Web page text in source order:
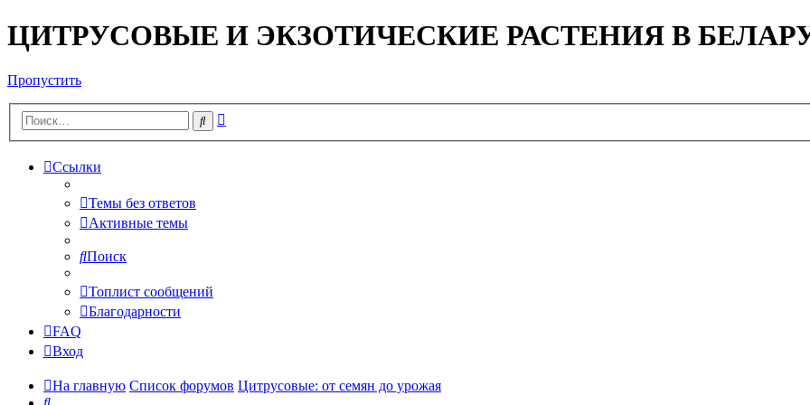
ЦИТРУСОВЫЕ И ЭКЗОТИЧЕСКИЕ РАСТЕНИЯ В
Пропустить
Поиск
Ссылки
Темы без ответов
Активные темы
Поиск
Топлист сообщений
Благодарности
FAQ
Вход
На главную Список форумов Цитрусовые: от семян до урожая